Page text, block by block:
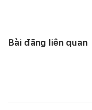
Bài đăng liên quan